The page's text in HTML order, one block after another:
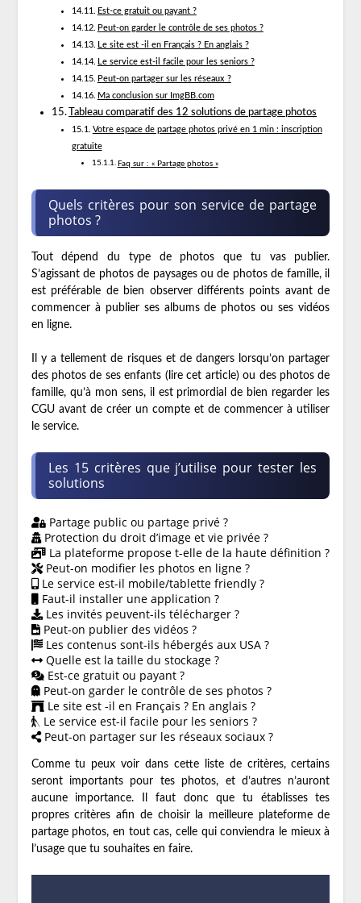
Est-ce gratuit ou payant ?
Peut-on garder le contrôle de ses photos ?
Le site est -il en Français ? En anglais ?
Le service est-il facile pour les seniors ?
Peut-on partager sur les réseaux ?
Ma conclusion sur ImgBB.com
Tableau comparatif des 12 solutions de partage photos
Votre espace de partage photos privé en 1 min : inscription
gratuite
Faq sur : « Partage photos »
Quels critères pour son service de partage
photos ?
Tout dépend du type de photos que tu vas publier.
S’agissant de photos de paysages ou de photos de famille, il
est préférable de bien observer différents points avant de
commencer à publier ses albums de photos ou ses vidéos
en ligne.
Il y a tellement de risques et de dangers lorsqu’on partager
des photos de ses enfants (lire cet article) ou des photos de
famille, qu’à mon sens, il est primordial de bien regarder les
CGU avant de créer un compte et de commencer à utiliser
le service.
Les 15 critères que j’utilise pour tester les
solutions
Partage public ou partage privé ?
Protection du droit d’image et vie privée ?
La plateforme propose t-elle de la haute définition ?
Peut-on modifier les photos en ligne ?
Le service est-il mobile/tablette friendly ?
Faut-il installer une application ?
Les invités peuvent-ils télécharger ?
Peut-on publier des vidéos ?
Les contenus sont-ils hébergés aux USA ?
Quelle est la taille du stockage ?
Est-ce gratuit ou payant ?
Peut-on garder le contrôle de ses photos ?
Le site est -il en Français ? En anglais ?
Le service est-il facile pour les seniors ?
Peut-on partager sur les réseaux sociaux ?
Comme tu peux voir dans cette liste de critères, certains
seront importants pour tes photos, et d’autres n’auront
aucune importance. Il faut donc que tu établisses tes
propres critères afin de choisir la meilleure plateforme de
partage photos, en tout cas, celle qui conviendra le mieux à
l’usage que tu souhaites en faire.